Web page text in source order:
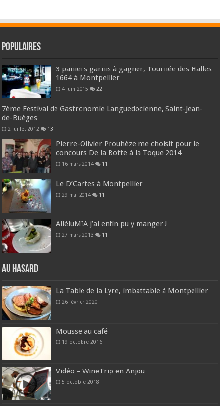
Populaires
3 paniers garnis à gagner, Tournée des Halles
1664 à Montpellier
4 juin 2015 22
7ème Festival de Gastronomie Languedocienne, Saint-Jean-
de-Buèges
2 juillet 2012 13
Pierre-Olivier Prouhèze me choisit pour le
concours De la Botte à la Toque 2014
16 mars 2014 11
Le D’Cartes à Montpellier
29 mai 2014 11
AlléluMIA j’ai enfin pu y manger !
27 mars 2013 11
Au hasard
La Table de la Lyre, imbattable à Montpellier
26 février 2020
Mousse au café
19 octobre 2016
Vidéo – WineTrip en Anjou
5 octobre 2018